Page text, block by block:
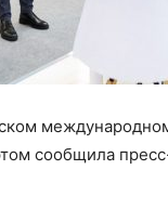
сообщила